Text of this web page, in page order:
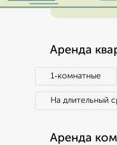
Аренда
1‑комнатные
На длительный
Аренда